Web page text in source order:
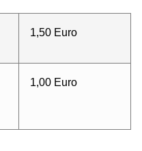
1,50 Euro
1,00 Euro